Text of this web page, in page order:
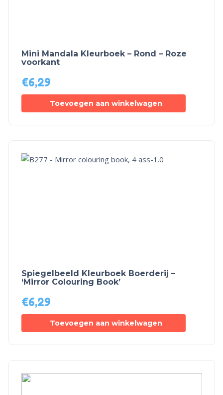
Mini Mandala Kleurboek – Rond – Roze
voorkant
€6,29
Toevoegen aan winkelwagen
Spiegelbeeld Kleurboek Boerderij –
‘Mirror Colouring Book’
€6,29
Toevoegen aan winkelwagen